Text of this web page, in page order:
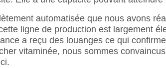
automatisée que nous avons
ligne de production est largement
a reçu des louanges ce qui
vitaminée, nous sommes